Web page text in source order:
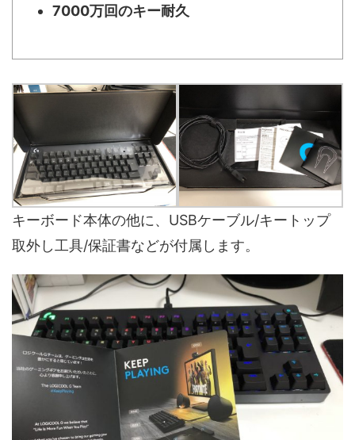
7000万回のキー耐久
キーボード本体の他に、USBケーブル/キートップ
取外し工具/保証書などが付属します。